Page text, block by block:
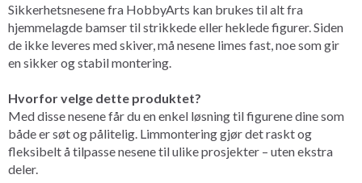
Sikkerhetsnesene fra HobbyArts kan brukes til alt fra
hjemmelagde bamser til strikkede eller heklede figurer. Siden
de ikke leveres med skiver, må nesene limes fast, noe som gir
en sikker og stabil montering.
Hvorfor velge dette produktet?
Med disse nesene får du en enkel løsning til figurene dine som
både er søt og pålitelig. Limmontering gjør det raskt og
fleksibelt å tilpasse nesene til ulike prosjekter – uten ekstra
deler.